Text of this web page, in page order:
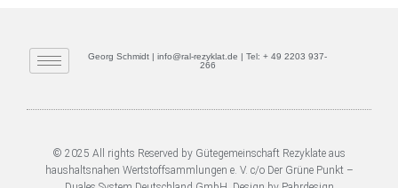
Georg Schmidt | info@ral-rezyklat.de | Tel: + 49 2203 937-
266
© 2025 All rights Reserved by Gütegemeinschaft Rezyklate aus
haushaltsnahen Wertstoffsammlungen e. V. c/o Der Grüne Punkt –